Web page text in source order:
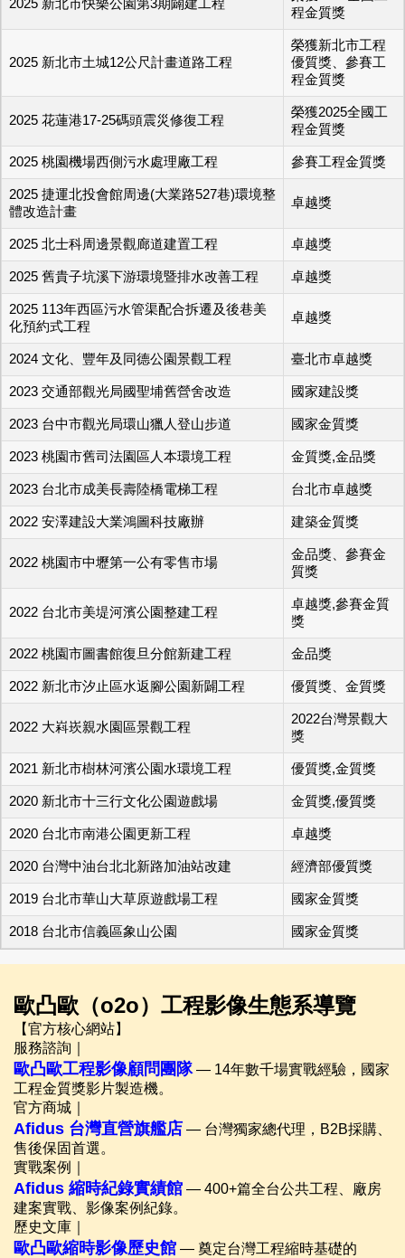
程金質獎
2025 新北市土城12公尺計畫道路工程
榮獲新北市工程
優質獎、參賽工
程金質獎
2025 花蓮港17-25碼頭震災修復工程
榮獲2025全國工
程金質獎
2025 桃園機場西側污水處理廠工程 參賽工程金質獎
2025 捷運北投會館周邊(大業路527巷)環境整
體改造計畫
卓越獎
2025 北士科周邊景觀廊道建置工程 卓越獎
2025 舊貴子坑溪下游環境暨排水改善工程 卓越獎
2025 113年西區污水管渠配合拆遷及後巷美
化預約式工程
卓越獎
2024 文化、豐年及同德公園景觀工程 臺北市卓越獎
2023 交通部觀光局國聖埔舊營舍改造 國家建設獎
2023 台中市觀光局環山獵人登山步道 國家金質獎
2023 桃園市舊司法園區人本環境工程 金質獎,金品獎
2023 台北市成美長壽陸橋電梯工程 台北市卓越獎
2022 安澤建設大業鴻圖科技廠辦 建築金質獎
2022 桃園市中壢第一公有零售市場
金品獎、參賽金
質獎
2022 台北市美堤河濱公園整建工程
卓越獎,參賽金質
獎
2022 桃園市圖書館復旦分館新建工程 金品獎
2022 新北市汐止區水返腳公園新闢工程 優質獎、金質獎
2022 大嵙崁親水園區景觀工程
2022台灣景觀大
獎
2021 新北市樹林河濱公園水環境工程 優質獎,金質獎
2020 新北市十三行文化公園遊戲場 金質獎,優質獎
2020 台北市南港公園更新工程 卓越獎
2020 台灣中油台北北新路加油站改建 經濟部優質獎
2019 台北市華山大草原遊戲場工程 國家金質獎
2018 台北市信義區象山公園 國家金質獎
歐凸歐（o2o）工程影像生態系導覽
【官方核心網站】
服務諮詢｜
歐凸歐工程影像顧問團隊— 14年數千場實戰經驗，國家
工程金質獎影片製造機。
官方商城｜
Afidus 台灣直營旗艦店 — 台灣獨家總代理，B2B採購、
售後保固首選。
實戰案例｜
Afidus 縮時紀錄實績館 — 400+篇全台公共工程、廠房
建案實戰、影像案例紀錄。
歷史文庫｜
歐凸歐縮時影像歷史館 — 奠定台灣工程縮時基礎的